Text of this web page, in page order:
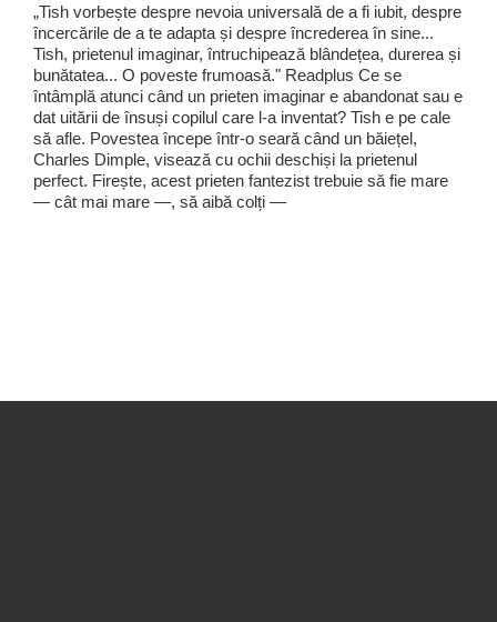
„Tish vorbește despre nevoia universală de a fi iubit, despre
încercările de a te adapta și despre încrederea în sine...
Tish, prietenul imaginar, întruchipează blândețea, durerea și
bunătatea... O poveste frumoasă." Readplus Ce se
întâmplă atunci când un prieten imaginar e abandonat sau e
dat uitării de însuși copilul care l-a inventat? Tish e pe cale
să afle. Povestea începe într-o seară când un băiețel,
Charles Dimple, visează cu ochii deschiși la prietenul
perfect. Firește, acest prieten fantezist trebuie să fie mare
— cât mai mare —, să aibă colți —